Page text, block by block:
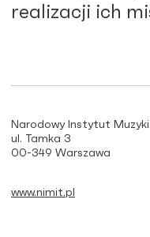
realizacji ich
Narodowy Instytut Muzyki
ul. Tamka 3
00-349 Warszawa
www.nimit.pl